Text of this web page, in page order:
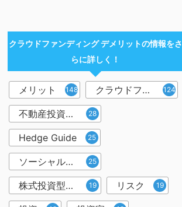
クラウドファンディング デメリットの情報をさ
らに詳しく！
メリット 148 クラウドファンディング 124
不動産投資型クラウドファンディング 28
Hedge Guide 25
ソーシャルレンディング 25
株式投資型クラウドファンディング 19 リスク 19